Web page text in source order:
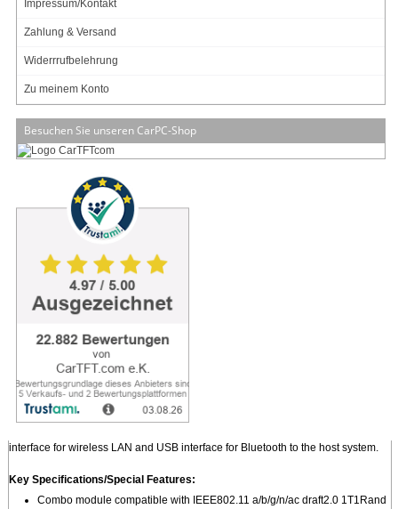
Impressum/Kontakt
Zahlung & Versand
Widerrrufbelehrung
Zu meinem Konto
Besuchen Sie unseren CarPC-Shop
In 3 Wochen lieferbar.
Wird für Sie bestellt.
2 Meinungen
Qcom WIFI+BT Combo Card 802.11 b/g/n/ac Wireless LAN and Bluetooth 4.0 +
BLE Combo Half Mini Card
The ZQ802XRACB (successor model of Q802XKN3B) is designed to provide
interface for wireless LAN and USB interface for Bluetooth to the host system.
Key Specifications/Special Features:
Combo module compatible with IEEE802.11 a/b/g/n/ac draft2.0 1T1Rand